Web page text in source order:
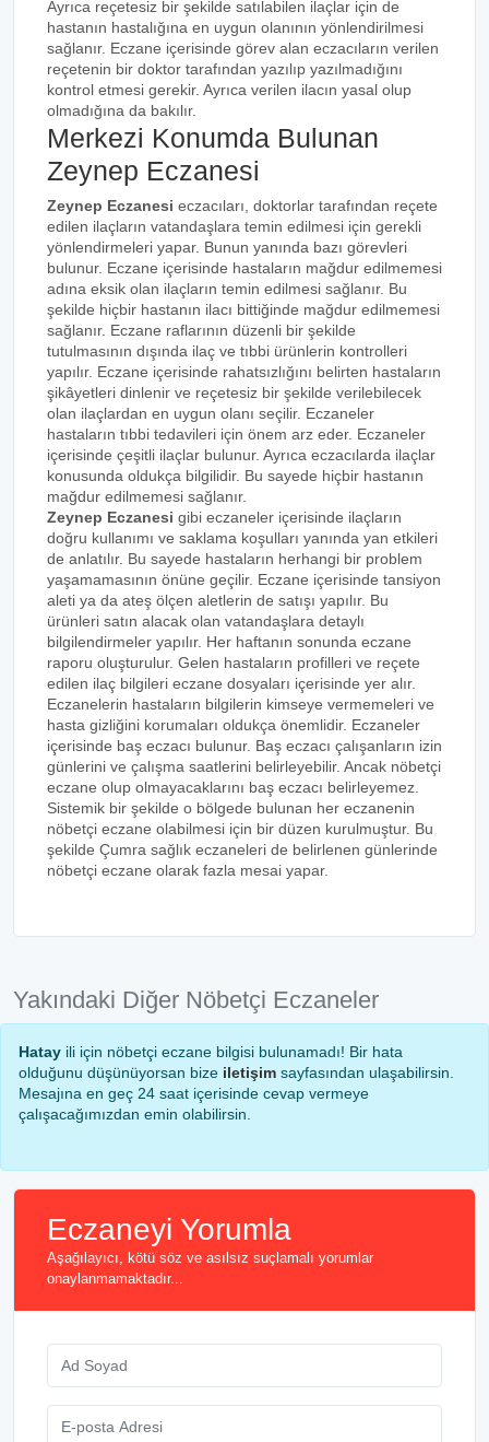
Ayrıca reçetesiz bir şekilde satılabilen ilaçlar için de
hastanın hastalığına en uygun olanının yönlendirilmesi
sağlanır. Eczane içerisinde görev alan eczacıların verilen
reçetenin bir doktor tarafından yazılıp yazılmadığını
kontrol etmesi gerekir. Ayrıca verilen ilacın yasal olup
olmadığına da bakılır.
Merkezi Konumda Bulunan
Zeynep Eczanesi
Zeynep Eczanesi eczacıları, doktorlar tarafından reçete
edilen ilaçların vatandaşlara temin edilmesi için gerekli
yönlendirmeleri yapar. Bunun yanında bazı görevleri
bulunur. Eczane içerisinde hastaların mağdur edilmemesi
adına eksik olan ilaçların temin edilmesi sağlanır. Bu
şekilde hiçbir hastanın ilacı bittiğinde mağdur edilmemesi
sağlanır. Eczane raflarının düzenli bir şekilde
tutulmasının dışında ilaç ve tıbbi ürünlerin kontrolleri
yapılır. Eczane içerisinde rahatsızlığını belirten hastaların
şikâyetleri dinlenir ve reçetesiz bir şekilde verilebilecek
olan ilaçlardan en uygun olanı seçilir. Eczaneler
hastaların tıbbi tedavileri için önem arz eder. Eczaneler
içerisinde çeşitli ilaçlar bulunur. Ayrıca eczacılarda ilaçlar
konusunda oldukça bilgilidir. Bu sayede hiçbir hastanın
mağdur edilmemesi sağlanır.
Zeynep Eczanesi gibi eczaneler içerisinde ilaçların
doğru kullanımı ve saklama koşulları yanında yan etkileri
de anlatılır. Bu sayede hastaların herhangi bir problem
yaşamamasının önüne geçilir. Eczane içerisinde tansiyon
aleti ya da ateş ölçen aletlerin de satışı yapılır. Bu
ürünleri satın alacak olan vatandaşlara detaylı
bilgilendirmeler yapılır. Her haftanın sonunda eczane
raporu oluşturulur. Gelen hastaların profilleri ve reçete
edilen ilaç bilgileri eczane dosyaları içerisinde yer alır.
Eczanelerin hastaların bilgilerin kimseye vermemeleri ve
hasta gizliğini korumaları oldukça önemlidir. Eczaneler
içerisinde baş eczacı bulunur. Baş eczacı çalışanların izin
günlerini ve çalışma saatlerini belirleyebilir. Ancak nöbetçi
eczane olup olmayacaklarını baş eczacı belirleyemez.
Sistemik bir şekilde o bölgede bulunan her eczanenin
nöbetçi eczane olabilmesi için bir düzen kurulmuştur. Bu
şekilde Çumra sağlık eczaneleri de belirlenen günlerinde
nöbetçi eczane olarak fazla mesai yapar.
Yakındaki Diğer Nöbetçi Eczaneler
Hatay ili için nöbetçi eczane bilgisi bulunamadı! Bir hata
olduğunu düşünüyorsan bize iletişim sayfasından ulaşabilirsin.
Mesajına en geç 24 saat içerisinde cevap vermeye
çalışacağımızdan emin olabilirsin.
Eczaneyi Yorumla
Aşağılayıcı, kötü söz ve asılsız suçlamalı yorumlar
onaylanmamaktadır...